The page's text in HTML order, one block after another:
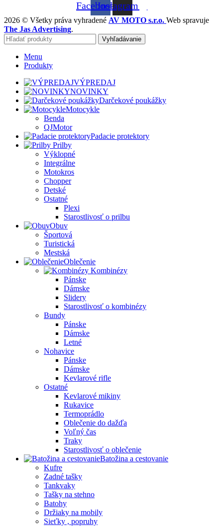
FacebookInstagram
2026 © Všetky práva vyhradené AV MOTO s.r.o. Web spravuje
The Jas Advertising.
Vyhľadávanie
Menu
Produkty
VÝPREDAJ
NOVINKY
Darčekové poukážky
Motocykle
Benda
QJMotor
Padacie protektory
Prilby
Výklopné
Integrálne
Motokros
Chopper
Detské
Ostatné
Plexi
Starostlivosť o prilbu
Obuv
Športová
Turistická
Mestská
Oblečenie
Kombinézy
Pánske
Dámske
Slidery
Starostlivosť o kombinézy
Bundy
Pánske
Dámske
Letné
Nohavice
Pánske
Dámske
Kevlarové rifle
Ostatné
Kevlarové mikiny
Rukavice
Termoprádlo
Oblečenie do dažďa
Voľný čas
Traky
Starostlivosť o oblečenie
Batožina a cestovanie
Kufre
Zadné tašky
Tankvaky
Tašky na stehno
Batohy
Držiaky na mobily
Sieťky , popruhy